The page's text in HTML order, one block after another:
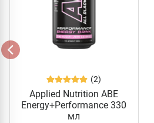
(2)
Applied Nutrition ABE
Energy+Performance 330
мл